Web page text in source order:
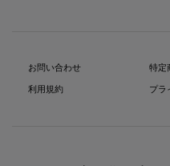
お問い合わせ
利用規約
特定
プラ